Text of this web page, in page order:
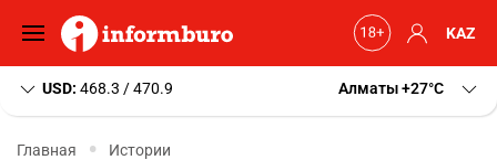
KAZ
USD: 468.3 / 470.9 Алматы+27 C
Главная Истории